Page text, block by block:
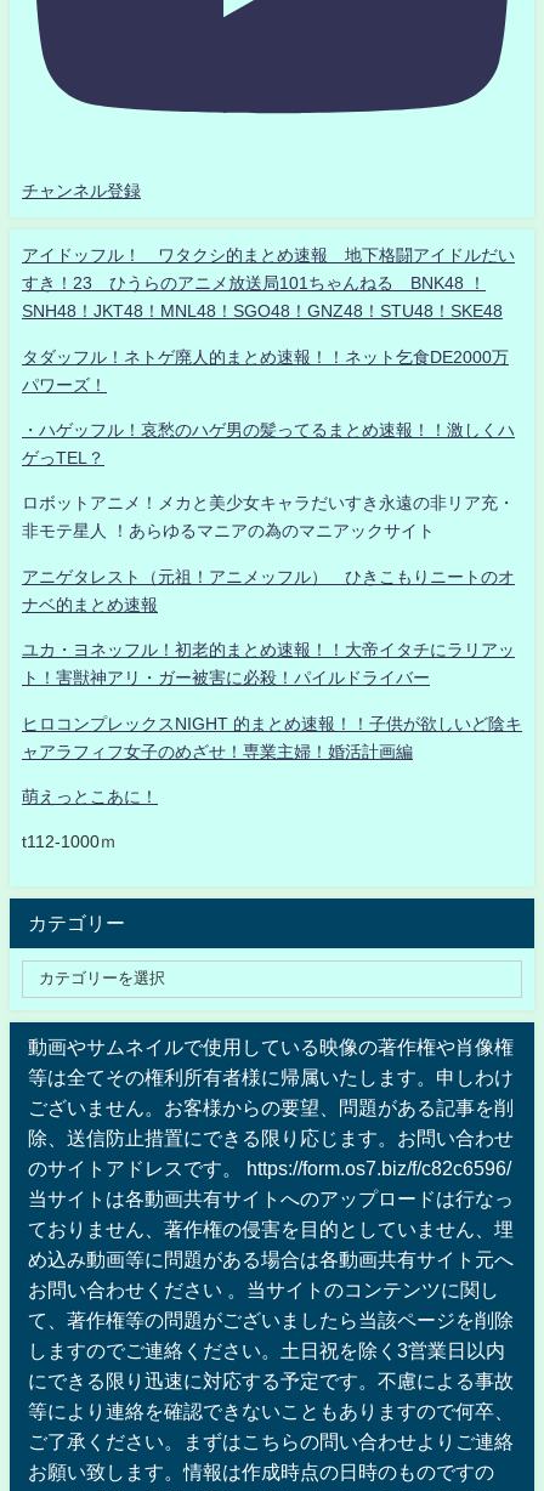
チャンネル登録
アイドッフル！ ワタクシ的まとめ速報 地下格闘アイドルだい
すき！23 ひうらのアニメ放送局101ちゃんねる BNK48 ！
SNH48！JKT48！MNL48！SGO48！GNZ48！STU48！SKE48
タダッフル！ネトゲ廃人的まとめ速報！！ネット乞食DE2000万
パワーズ！
・ハゲッフル！哀愁のハゲ男の髪ってるまとめ速報！！激しくハ
ゲっTEL？
ロボットアニメ！メカと美少女キャラだいすき永遠の非リア充・
非モテ星人 ！あらゆるマニアの為のマニアックサイト
アニゲタレスト（元祖！アニメッフル） ひきこもりニートのオ
ナベ的まとめ速報
ユカ・ヨネッフル！初老的まとめ速報！！大帝イタチにラリアッ
ト！害獣神アリ・ガー被害に必殺！パイルドライバー
ヒロコンプレックスNIGHT 的まとめ速報！！子供が欲しいど陰キ
ャアラフィフ女子のめざせ！専業主婦！婚活計画編
萌えっとこあに！
t112-1000ｍ
カテゴリー
動画やサムネイルで使用している映像の著作権や肖像権
等は全てその権利所有者様に帰属いたします。申しわけ
ございません。お客様からの要望、問題がある記事を削
除、送信防止措置にできる限り応じます。お問い合わせ
のサイトアドレスです。 https://form.os7.biz/f/c82c6596/
当サイトは各動画共有サイトへのアップロードは行なっ
ておりません、著作権の侵害を目的としていません、埋
め込み動画等に問題がある場合は各動画共有サイト元へ
お問い合わせください 。当サイトのコンテンツに関し
て、著作権等の問題がございましたら当該ページを削除
しますのでご連絡ください。土日祝を除く3営業日以内
にできる限り迅速に対応する予定です。不慮による事故
等により連絡を確認できないこともありますので何卒、
ご了承ください。まずはこちらの問い合わせよりご連絡
お願い致します。情報は作成時点の日時のものですの